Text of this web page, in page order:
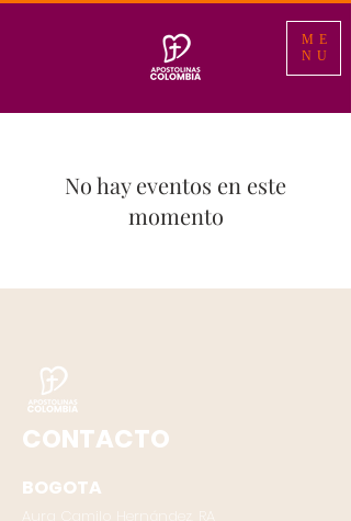
ME
NU
No hay eventos en este
momento
CONTACTO
BOGOTA
Aura Camilo Hernández, RA